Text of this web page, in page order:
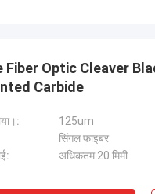
Fiber Optic Cleaver
Carbide
125um
सिंगल फाइबर
अधिकतम 20 मिमी